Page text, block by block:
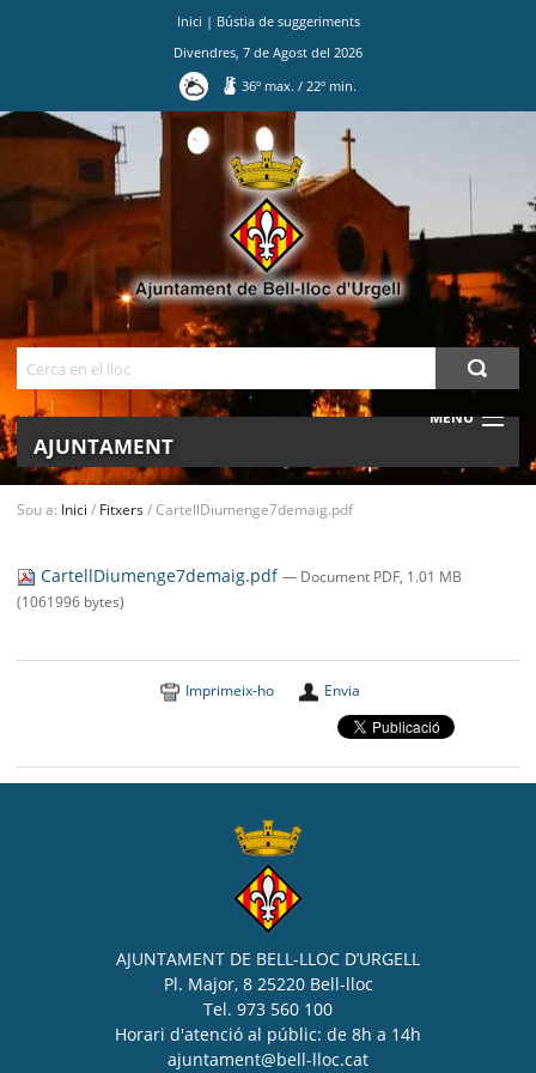
Inici | Bústia de suggeriments
Divendres 7 de Agost del 2026
36º max./ 22º min.
MENU
AJUNTAMENT
BELL-LLOC SOLUCIONA
Sou a: Inici / Fitxers/CartellDiumenge7demaig.pdf
CartellDiumenge7demaig.pdf— Document PDF, 1.01 MB
(1061996 bytes)
Imprimeix-ho Envia
AJUNTAMENT DE BELL-LLOC D’URGELL
Pl. Major, 8 25220 Bell-lloc
Tel. 973 560 100
Horari d'atenció al públic: de 8h a 14h
ajuntament@bell-lloc.cat